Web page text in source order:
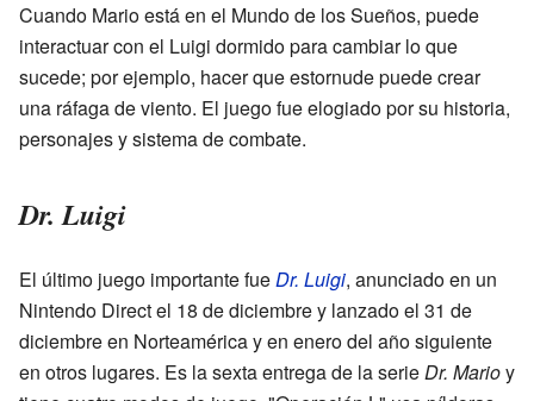
Cuando Mario está en el Mundo de los Sueños, puede
interactuar con el Luigi dormido para cambiar lo que
sucede; por ejemplo, hacer que estornude puede crear
una ráfaga de viento. El juego fue elogiado por su historia,
personajes y sistema de combate.
Dr. Luigi
El último juego importante fueDr. Luigi, anunciado en un
Nintendo Direct el 18 de diciembre y lanzado el 31 de
diciembre en Norteamérica y en enero del año siguiente
en otros lugares. Es la sexta entrega de la serieDr. Marioy